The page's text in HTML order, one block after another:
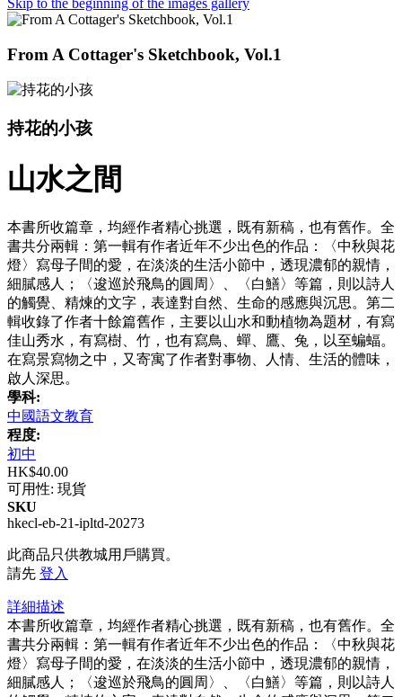
Skip to the beginning of the images gallery
From A Cottager's Sketchbook, Vol.1
持花的小孩
山水之間
本書所收篇章，均經作者精心挑選，既有新稿，也有舊作。全
書共分兩輯：第一輯有作者近年不少出色的作品：〈中秋與花
燈〉寫母子間的愛，在淡淡的生活小節中，透現濃郁的親情，
細膩感人；〈逡巡於飛鳥的圓周〉、〈白鱔〉等篇，則以詩人
的觸覺、精煉的文字，表達對自然、生命的感應與沉思。第二
輯收錄了作者十餘篇舊作，主要以山水和動植物為題材，有寫
佳山秀水，有寫樹、竹，也有寫鳥、蟬、鷹、兔，以至蝙蝠。
在寫景寫物之中，又寄寓了作者對事物、人情、生活的體味，
啟人深思。
學科:
中國語文教育
程度:
初中
HK$40.00
可用性: 現貨
SKU
hkecl-eb-21-ipltd-20273
此商品只供教城用戶購買。
請先 登入
詳細描述
本書所收篇章，均經作者精心挑選，既有新稿，也有舊作。全
書共分兩輯：第一輯有作者近年不少出色的作品：〈中秋與花
燈〉寫母子間的愛，在淡淡的生活小節中，透現濃郁的親情，
細膩感人；〈逡巡於飛鳥的圓周〉、〈白鱔〉等篇，則以詩人